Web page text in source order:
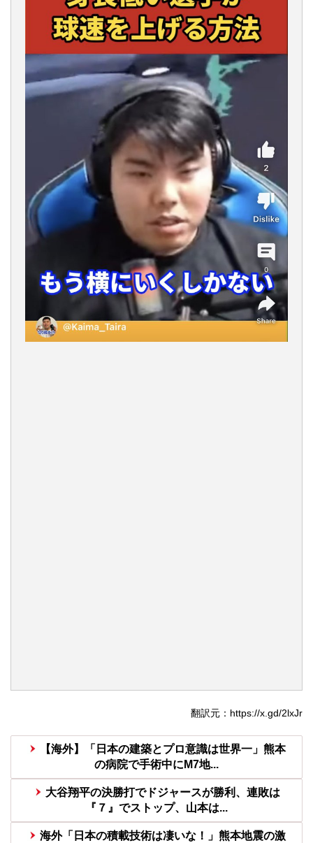
翻訳元：https://x.gd/2lxJr
【海外】「日本の建築とプロ意識は世界一」熊本
の病院で手術中にM7地...
大谷翔平の決勝打でドジャースが勝利、連敗は
『７』でストップ、山本は...
海外「日本の積載技術は凄いな！」熊本地震の激